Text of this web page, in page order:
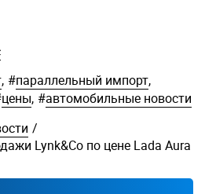
, #параллельный импорт,
цены, #автомобильные новости
/
Lynk&Co по цене Lada Aura